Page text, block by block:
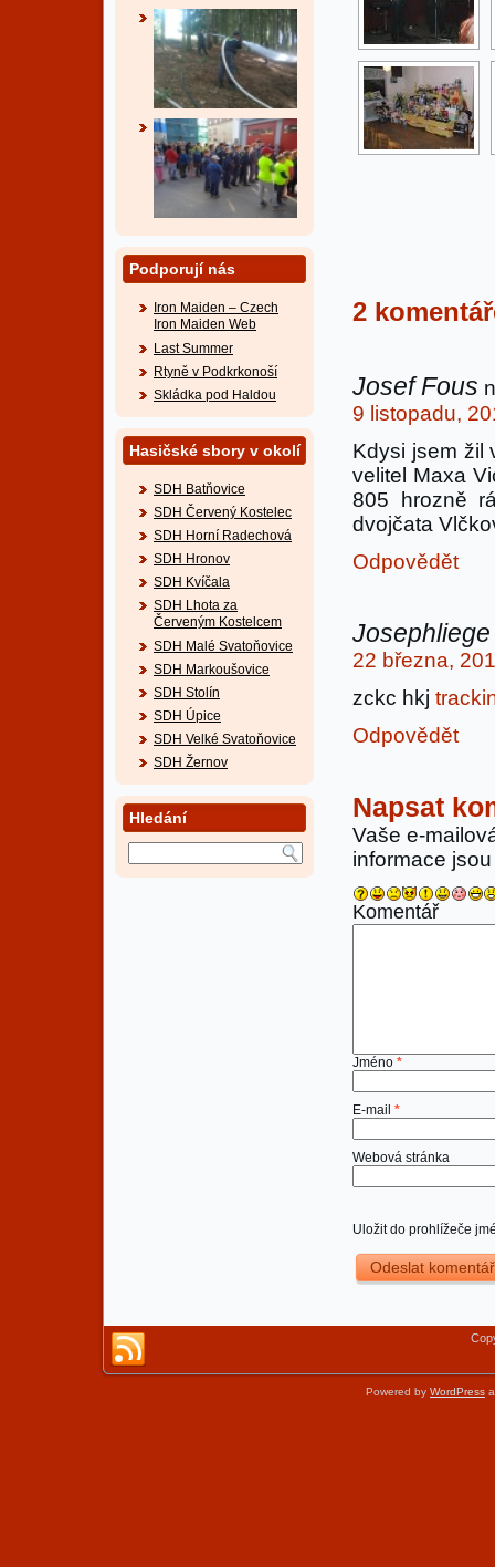
Podporují nás
Iron Maiden – Czech
Iron Maiden Web
Last Summer
Rtyně v Podkrkonoší
Skládka pod Haldou
Hasičské sbory v okolí
SDH Batňovice
SDH Červený Kostelec
SDH Horní Radechová
SDH Hronov
SDH Kvíčala
SDH Lhota za
Červeným Kostelcem
SDH Malé Svatoňovice
SDH Markoušovice
SDH Stolín
SDH Úpice
SDH Velké Svatoňovice
SDH Žernov
Hledání
2
Josef Fous
9 listopadu,
Kdysi jsem žil
velitel Maxa
805 hrozně
dvojčata
Odpovědět
Josephliege
22 března,
zckc hkj
Odpovědět
Napsat
Vaše e-
informace
Komentář
Jméno *
E-mail *
Webová stránka
Uložit do prohlížeče
Powered by WordPress